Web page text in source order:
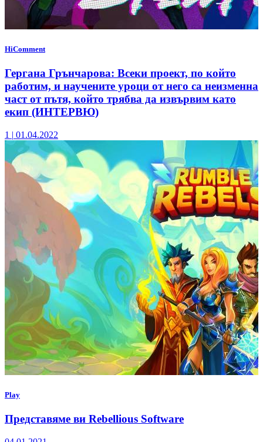
HiComment
Гергана Грънчарова: Всеки проект, по който
работим, и научените уроци от него са неизменна
част от пътя, който трябва да извървим като
екип (ИНТЕРВЮ)
1 | 01.04.2022
Play
Представяме ви Rebellious Software